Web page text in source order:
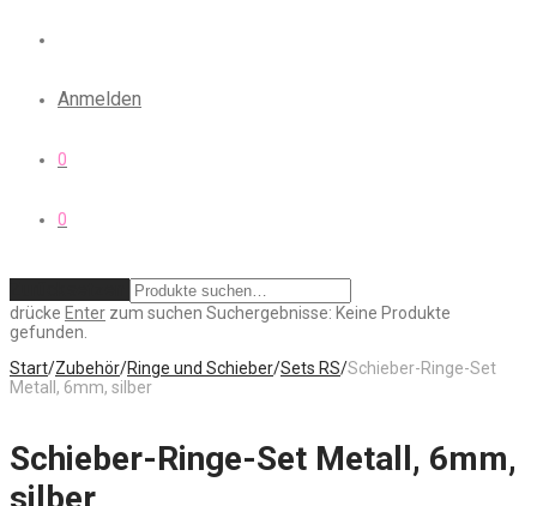
Anmelden
0
0
drücke Enter zum suchen Suchergebnisse: Keine Produkte
gefunden.
Start/Zubehör/Ringe und Schieber/Sets RS/Schieber-Ringe-Set
Metall, 6mm, silber
Schieber-Ringe-Set Metall, 6mm,
silber